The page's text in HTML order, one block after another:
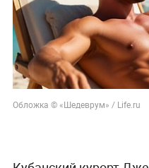
Обложка © «Шедеврум» / Life.ru